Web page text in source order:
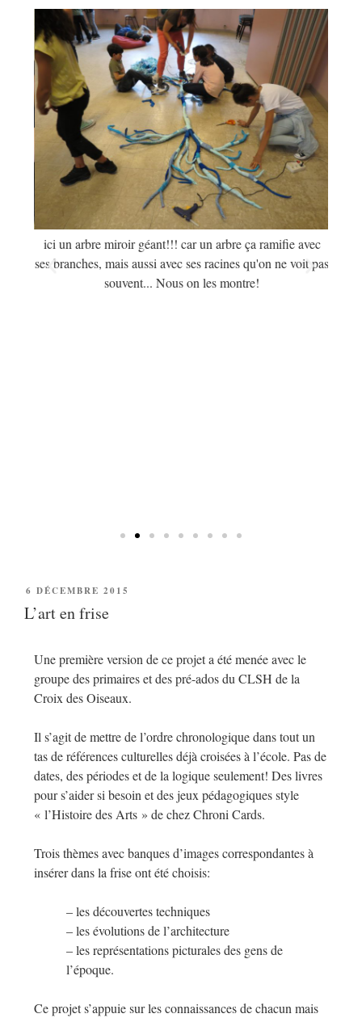
ici un arbre miroir géant!!! car un arbre ça ramifie avec
ses branches, mais aussi avec ses racines qu'on ne voit pas
souvent... Nous on les montre!
6 DÉCEMBRE 2015
L’art en frise
Une première version de ce projet a été menée avec le
groupe des primaires et des pré-ados du CLSH de la
Croix des Oiseaux.
Il s’agit de mettre de l’ordre chronologique dans tout un
tas de références culturelles déjà croisées à l’école. Pas de
dates, des périodes et de la logique seulement! Des livres
pour s’aider si besoin et des jeux pédagogiques style
« l’Histoire des Arts » de chez Chroni Cards.
Trois thèmes avec banques d’images correspondantes à
insérer dans la frise ont été choisis:
– les découvertes techniques
– les évolutions de l’architecture
– les représentations picturales des gens de
l’époque.
Ce projet s’appuie sur les connaissances de chacun mais